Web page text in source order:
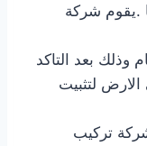
.يقوم شركة
وذلك بعد التاكد
لتثبيت
تركيب